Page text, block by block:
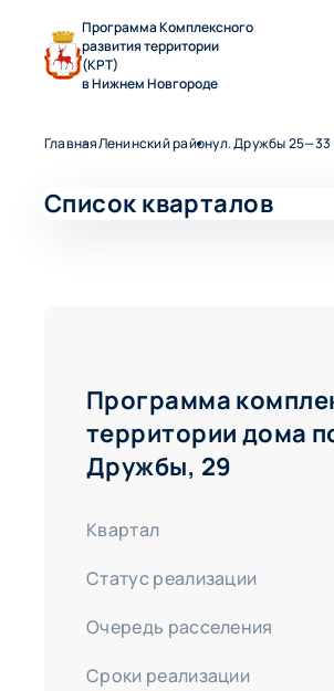
Программа Комплексного
развития территории
(КРТ)
в Нижнем Новгороде
ГлавнаяЛенинский районул. Дружбы 25—33
Список кварталов
ул. Премудрова 17—33
ул. Премудрова 23—29
ул. Снежная 13—17
ул. Снежная, 17а
ул. Энтузиастов, 5—9
Программа
территории дома
Дружбы, 29
Квартал
Статус реализации
Очередь расселения
Сроки реализации